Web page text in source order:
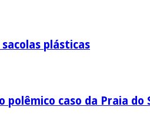
plásticas
caso da Praia do